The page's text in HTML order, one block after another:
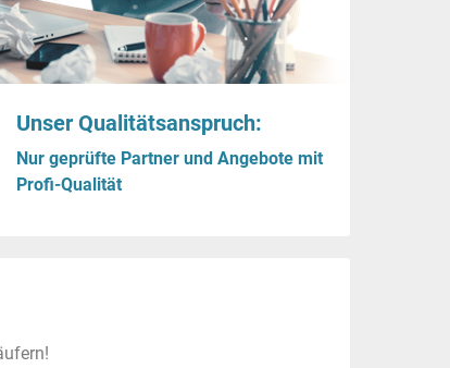
Unser Qualitätsanspruch:
Nur geprüfte Partner und Angebote mit
Profi-Qualität